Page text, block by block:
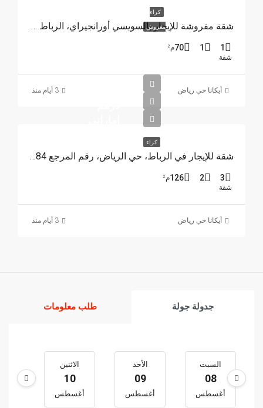
كراء
مفروش شقة مفروشة للإيجار بالسويسي أورانجيراي، الرباط REF 4215
1
1
70م²
شقة
أيكانا حي رياض 3 أيام منذ
كراء
شقة للإيجار في الرباط، حي الرياض، رقم المرجع 4384
3
2
126م²
شقة
أيكانا حي رياض 3 أيام منذ
جدولة جولة طلب معلومات
السبت
08
أغسطس
الأحد
09
أغسطس
الاثنين
10
أغسطس